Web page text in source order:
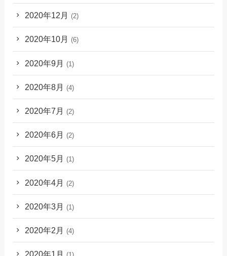
2020年12月 (2)
2020年10月 (6)
2020年9月 (1)
2020年8月 (4)
2020年7月 (2)
2020年6月 (2)
2020年5月 (1)
2020年4月 (2)
2020年3月 (1)
2020年2月 (4)
2020年1月